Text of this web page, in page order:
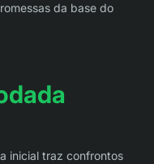
da base do
inicial traz confrontos